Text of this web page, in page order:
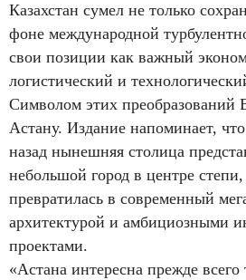
Казахстан сумел не только
фоне международной
свои позиции как важный
логистический и
Символом этих преобразований
Астану. Издание напоминает,
назад нынешняя столица
небольшой город в центре степи,
превратилась в современный
архитектурой и амбициозными
проектами.
«Астана интересна прежде всего